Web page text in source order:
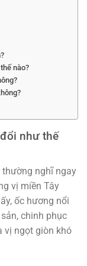
nào?
như thế
thường nghĩ ngay
vị miền Tây
ốc hương nổi
chinh phục
vị ngọt giòn khó